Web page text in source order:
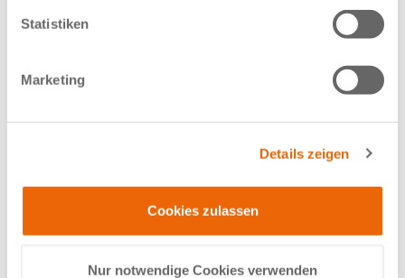
Statistiken
Marketing
Details zeigen
Cookies zulassen
Nur notwendige Cookies verwenden
INDIKATIONEN UND ERKRANKUNGEN